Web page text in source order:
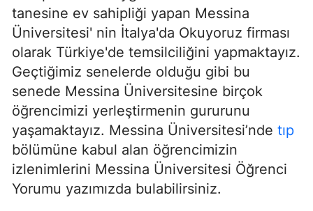
tanesine ev sahipliği yapan Messina
Üniversitesi' nin İtalya'da Okuyoruz firması
olarak Türkiye'de temsilciliğini yapmaktayız.
Geçtiğimiz senelerde olduğu gibi bu
senede Messina Üniversitesine birçok
öğrencimizi yerleştirmenin gururunu
yaşamaktayız. Messina Üniversitesi’nde tıp
bölümüne kabul alan öğrencimizin
izlenimlerini Messina Üniversitesi Öğrenci
Yorumu yazımızda bulabilirsiniz.